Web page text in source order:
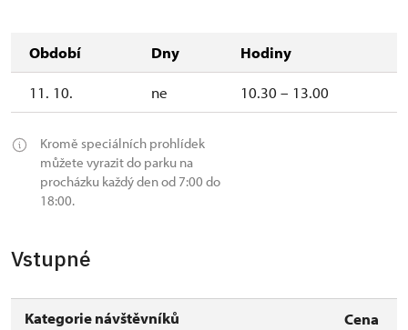
Období Dny Hodiny
11. 10. ne 10.30 – 13.00
Kromě speciálních prohlídek
můžete vyrazit do parku na
procházku každý den od 7:00 do
18:00.
Vstupné
Kategorie návštěvníků
Cena